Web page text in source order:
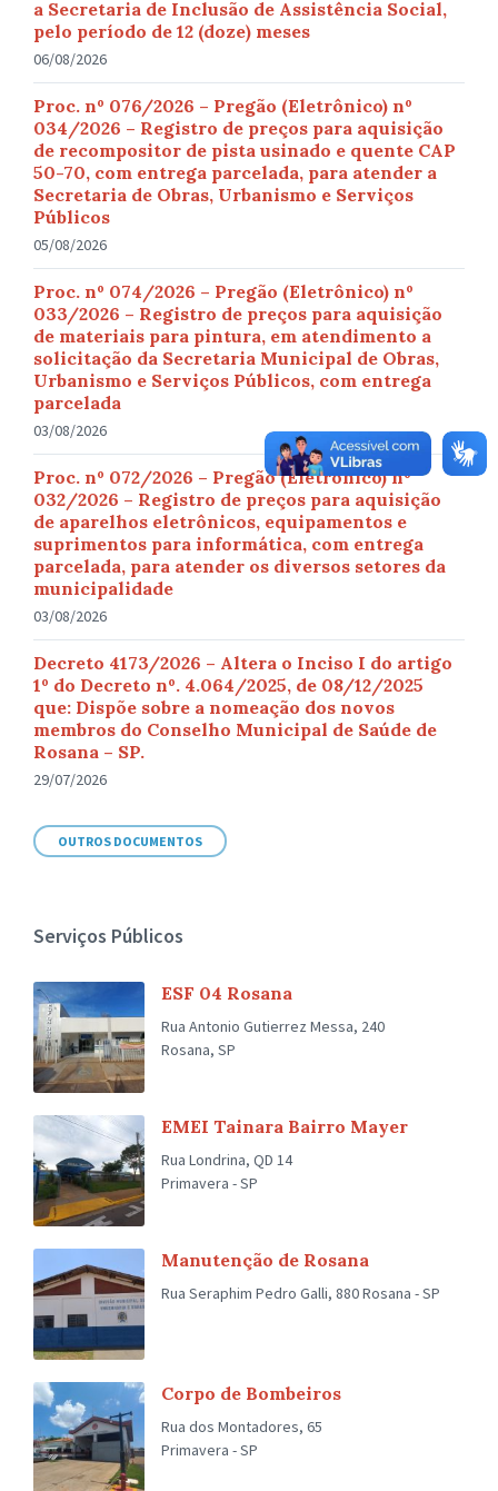
a Secretaria de Inclusão de Assistência Social,
pelo período de 12 (doze) meses
06/08/2026
Proc. nº 076/2026 – Pregão (Eletrônico) nº
034/2026 – Registro de preços para aquisição
de recompositor de pista usinado e quente CAP
50-70, com entrega parcelada, para atender a
Secretaria de Obras, Urbanismo e Serviços
Públicos
05/08/2026
Proc. nº 074/2026 – Pregão (Eletrônico) nº
033/2026 – Registro de preços para aquisição
de materiais para pintura, em atendimento a
solicitação da Secretaria Municipal de Obras,
Urbanismo e Serviços Públicos, com entrega
parcelada
03/08/2026
Proc. nº 072/2026 – Pregão (Eletrônico) nº
032/2026 – Registro de preços para aquisição
de aparelhos eletrônicos, equipamentos e
suprimentos para informática, com entrega
parcelada, para atender os diversos setores da
municipalidade
03/08/2026
Decreto 4173/2026 – Altera o Inciso I do artigo
1º do Decreto nº. 4.064/2025, de 08/12/2025
que: Dispõe sobre a nomeação dos novos
membros do Conselho Municipal de Saúde de
Rosana – SP.
29/07/2026
OUTROS DOCUMENTOS
Serviços Públicos
ESF 04 Rosana
Rua Antonio Gutierrez Messa, 240
Rosana, SP
EMEI Tainara Bairro Mayer
Rua Londrina, QD 14
Primavera - SP
Manutenção de Rosana
Rua Seraphim Pedro Galli, 880 Rosana - SP
Corpo de Bombeiros
Rua dos Montadores, 65
Primavera - SP